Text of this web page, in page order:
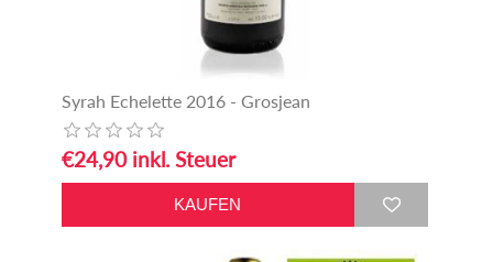
Syrah Echelette 2016 - Grosjean
€24,90 inkl. Steuer